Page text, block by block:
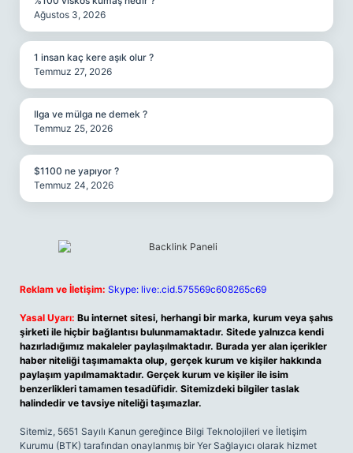
Ağustos 3, 2026
1 insan kaç kere aşık olur ?
Temmuz 27, 2026
Ilga ve mülga ne demek ?
Temmuz 25, 2026
$1100 ne yapıyor ?
Temmuz 24, 2026
Reklam ve İletişim: Skype: live:.cid.575569c608265c69
Yasal Uyarı: Bu internet sitesi, herhangi bir marka, kurum veya şahıs
şirketi ile hiçbir bağlantısı bulunmamaktadır. Sitede yalnızca kendi
hazırladığımız makaleler paylaşılmaktadır. Burada yer alan içerikler
haber niteliği taşımamakta olup, gerçek kurum ve kişiler hakkında
paylaşım yapılmamaktadır. Gerçek kurum ve kişiler ile isim
benzerlikleri tamamen tesadüfidir. Sitemizdeki bilgiler taslak
halindedir ve tavsiye niteliği taşımazlar.
Sitemiz, 5651 Sayılı Kanun gereğince Bilgi Teknolojileri ve İletişim
Kurumu (BTK) tarafından onaylanmış bir Yer Sağlayıcı olarak hizmet